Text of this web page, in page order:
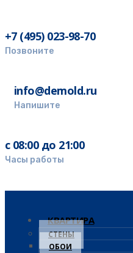
+7 (495) 023-98-70
Позвоните
info@demold.ru
Напишите
с 08:00 до 21:00
Часы работы
КВАРТИРА
СТЕНЫ
ОБОИ